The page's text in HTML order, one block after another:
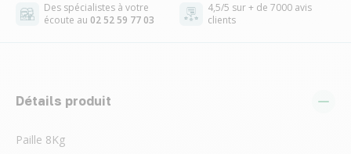
Des spécialistes à votre
écoute au 02 52 59 77 03
4,5/5 sur + de 7000 avis
clients
Détails produit
Paille 8Kg